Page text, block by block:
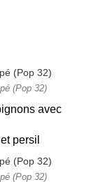
(Pop 32)
avec
persil
(Pop 32)